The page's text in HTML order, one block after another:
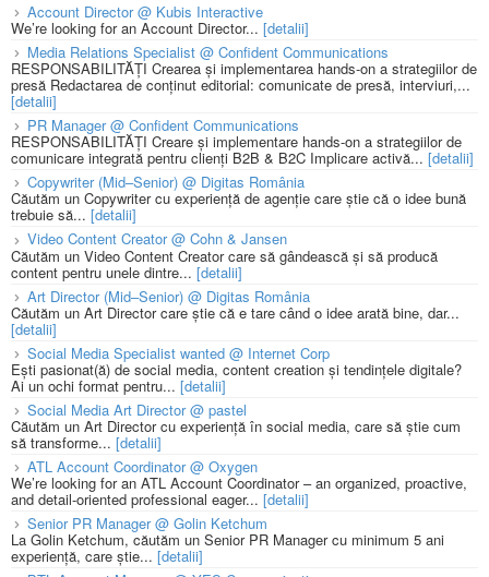
Account Director @ Kubis Interactive
We’re looking for an Account Director... [detalii]
Media Relations Specialist @ Confident Communications
RESPONSABILITĂȚI Crearea și implementarea hands-on a strategiilor de
presă Redactarea de conținut editorial: comunicate de presă, interviuri,...
[detalii]
PR Manager @ Confident Communications
RESPONSABILITĂȚI Creare și implementare hands-on a strategiilor de
comunicare integrată pentru clienți B2B & B2C Implicare activă... [detalii]
Copywriter (Mid–Senior) @ Digitas România
Căutăm un Copywriter cu experiență de agenție care știe că o idee bună
trebuie să... [detalii]
Video Content Creator @ Cohn & Jansen
Căutăm un Video Content Creator care să gândească și să producă
content pentru unele dintre... [detalii]
Art Director (Mid–Senior) @ Digitas România
Căutăm un Art Director care știe că e tare când o idee arată bine, dar...
[detalii]
Social Media Specialist wanted @ Internet Corp
Ești pasionat(ă) de social media, content creation și tendințele digitale?
Ai un ochi format pentru... [detalii]
Social Media Art Director @ pastel
Căutăm un Art Director cu experiență în social media, care să știe cum
să transforme... [detalii]
ATL Account Coordinator @ Oxygen
We’re looking for an ATL Account Coordinator – an organized, proactive,
and detail-oriented professional eager... [detalii]
Senior PR Manager @ Golin Ketchum
La Golin Ketchum, căutăm un Senior PR Manager cu minimum 5 ani
experiență, care știe... [detalii]